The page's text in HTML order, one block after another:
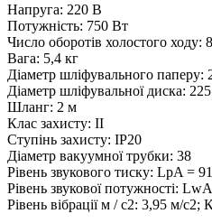
Напруга: 220 В
Потужність: 750 Вт
Число оборотів холостого ходу:
Вага: 5,4 кг
Діаметр шліфувального паперу:
Діаметр шліфувальної диска:
Шланг: 2 м
Клас захисту: II
Ступінь захисту: IP20
Діаметр вакуумної трубки: 38
Рівень звукового тиску: LpA =
Рівень звукової потужності:
Рівень вібрації м / с2: 3,95 м/с2;